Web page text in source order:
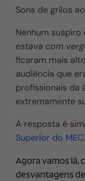
Sons de grilos
Nenhum
estava com
ficaram mais
audiência que
profissionais da
extremamente
A resposta é
Superior do MEC.
Agora vamos lá,
desvantagens